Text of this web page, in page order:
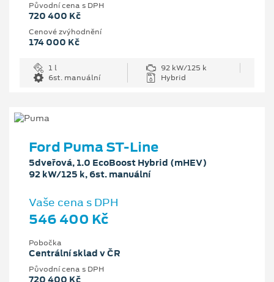
Původní cena s DPH
720 400 Kč
Cenové zvýhodnění
174 000 Kč
1 l
92 kW/125 k
6st. manuální
Hybrid
Ford Puma ST-Line
5dveřová, 1.0 EcoBoost Hybrid (mHEV)
92 kW/125 k, 6st. manuální
Vaše cena s DPH
546 400 Kč
Pobočka
Centrální sklad v ČR
Původní cena s DPH